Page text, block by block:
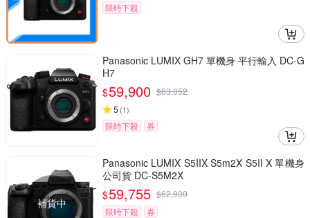
限時下殺
Panasonic LUMIX GH7 單機身 平行輸入 DC-G
H7
$59,900 $63,052
5 (1)
限時下殺 券
補貨中
Panasonic LUMIX S5IIX S5m2X S5II X 單機身
公司貨 DC-S5M2X
$59,755 $62,900
限時下殺
券